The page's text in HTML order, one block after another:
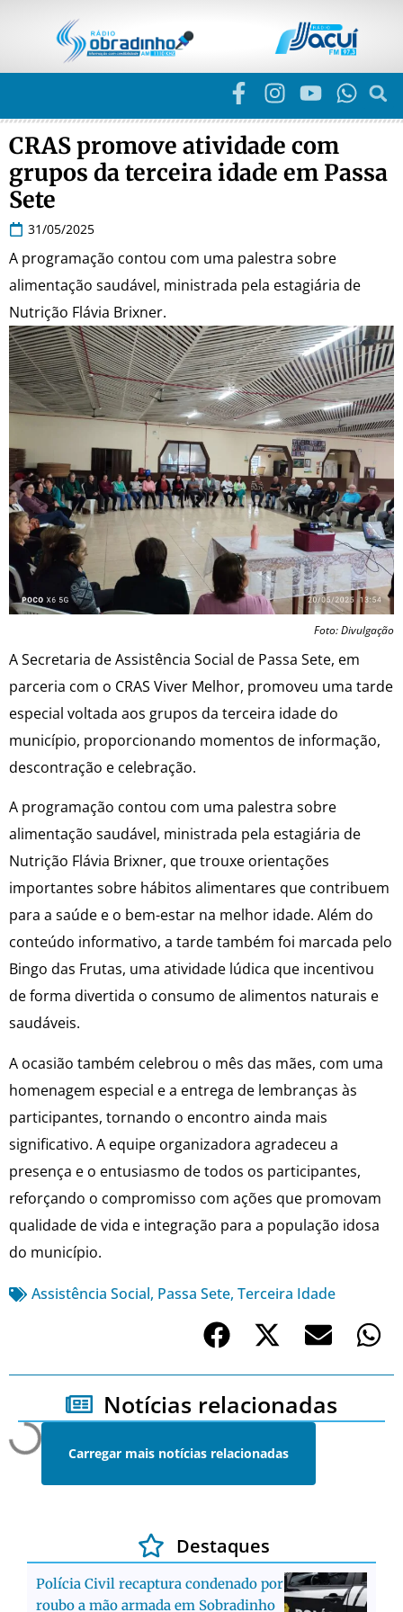
CRAS promove atividade com
grupos da terceira idade em Passa
Sete
31/05/2025
A programação contou com uma palestra sobre
alimentação saudável, ministrada pela estagiária de
Nutrição Flávia Brixner.
Foto: Divulgação
A Secretaria de Assistência Social de Passa Sete, em
parceria com o CRAS Viver Melhor, promoveu uma tarde
especial voltada aos grupos da terceira idade do
município, proporcionando momentos de informação,
descontração e celebração.
A programação contou com uma palestra sobre
alimentação saudável, ministrada pela estagiária de
Nutrição Flávia Brixner, que trouxe orientações
importantes sobre hábitos alimentares que contribuem
para a saúde e o bem-estar na melhor idade. Além do
conteúdo informativo, a tarde também foi marcada pelo
Bingo das Frutas, uma atividade lúdica que incentivou
de forma divertida o consumo de alimentos naturais e
saudáveis.
A ocasião também celebrou o mês das mães, com uma
homenagem especial e a entrega de lembranças às
participantes, tornando o encontro ainda mais
significativo. A equipe organizadora agradeceu a
presença e o entusiasmo de todos os participantes,
reforçando o compromisso com ações que promovam
qualidade de vida e integração para a população idosa
do município.
Assistência Social, Passa Sete, Terceira Idade
Notícias relacionadas
Carregar mais notícias relacionadas
Destaques
Polícia Civil recaptura condenado por
roubo a mão armada em Sobradinho